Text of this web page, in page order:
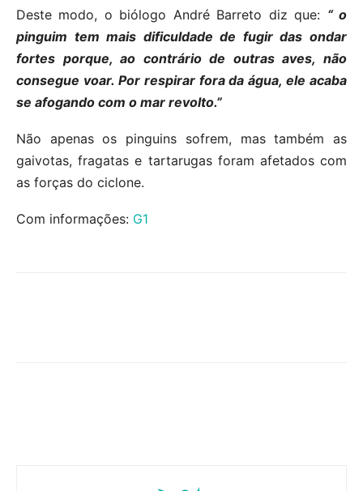
Deste modo, o biólogo André Barreto diz que: “ o
pinguim tem mais dificuldade de fugir das ondar
fortes porque, ao contrário de outras aves, não
consegue voar. Por respirar fora da água, ele acaba
se afogando com o mar revolto.”
Não apenas os pinguins sofrem, mas também as
gaivotas, fragatas e tartarugas foram afetados com
as forças do ciclone.
Com informações: G1